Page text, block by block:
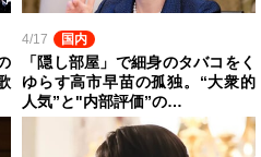
4/17 国内
「隠し部屋」で細身のタバコをく
ゆらす高市早苗の孤独。“大衆的
人気”と"内部評価”の…